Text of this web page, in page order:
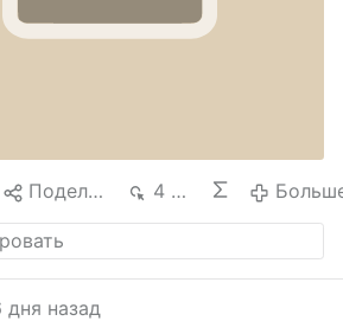
Несколько сестёр заявили,
Поделиться 4 тыс.
дня назад